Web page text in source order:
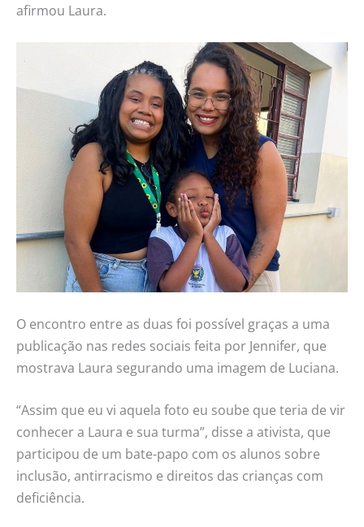
afirmou Laura.
O encontro entre as duas foi possível graças a uma
publicação nas redes sociais feita por Jennifer, que
mostrava Laura segurando uma imagem de Luciana.
“Assim que eu vi aquela foto eu soube que teria de vir
conhecer a Laura e sua turma”, disse a ativista, que
participou de um bate-papo com os alunos sobre
inclusão, antirracismo e direitos das crianças com
deficiência.